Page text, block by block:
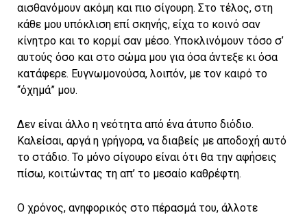
αισθανόμουν ακόμη και πιο σίγουρη. Στο τέλος, στη
κάθε μου υπόκλιση επί σκηνής, είχα το κοινό σαν
κίνητρο και το κορμί σαν μέσο. Υποκλινόμουν τόσο σ’
αυτούς όσο και στο σώμα μου για όσα άντεξε κι όσα
κατάφερε. Ευγνωμονούσα, λοιπόν, με τον καιρό το
“όχημά” μου.
Δεν είναι άλλο η νεότητα από ένα άτυπο διόδιο.
Καλείσαι, αργά η γρήγορα, να διαβείς με αποδοχή αυτό
το στάδιο. Το μόνο σίγουρο είναι ότι θα την αφήσεις
πίσω, κοιτώντας τη απ’ το μεσαίο καθρέφτη.
Ο χρόνος, ανηφορικός στο πέρασμά του, άλλοτε